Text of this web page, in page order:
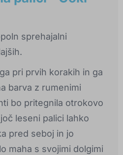
sprehajalni
pri prvih korakih in ga
barva z rumenimi
bo pritegnila otrokovo
leseni palici lahko
pred seboj in jo
maha s svojimi dolgimi